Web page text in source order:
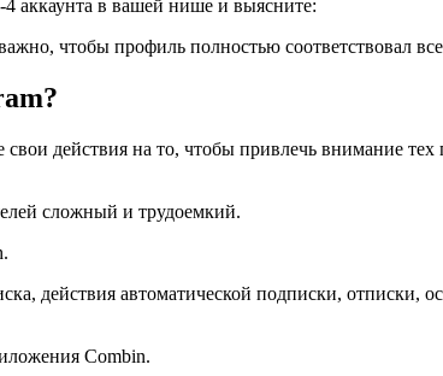
аккаунта в вашей нише и выясните:
чтобы профиль полностью соответствовал
действия на то, чтобы привлечь внимание тех
сложный и трудоемкий.
действия автоматической подписки, отписки,
Combin.